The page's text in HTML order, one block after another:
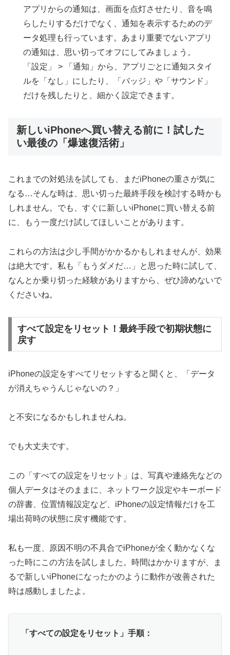
アプリからの通知は、画面を点灯させたり、音を鳴
らしたりするだけでなく、通知を表示するためのデ
ータ処理も行っています。あまり重要でないアプリ
の通知は、思い切ってオフにしてみましょう。
「設定」 > 「通知」から、アプリごとに通知スタイ
ルを「なし」にしたり、「バッジ」や「サウンド」
だけを残したりと、細かく設定できます。
新しいiPhoneへ買い替える前に！試した
い最後の「爆速復活術」
これまでの対処法を試しても、まだiPhoneの重さが気に
なる…そんな時は、思い切った最終手段を検討する時かも
しれません。でも、すぐに新しいiPhoneに買い替える前
に、もう一度だけ試してほしいことがあります。
これらの方法は少し手間がかかるかもしれませんが、効果
は絶大です。私も「もうダメだ…」と思った時に試して、
なんとか乗り切った経験がありますから、ぜひ諦めないで
くださいね。
すべて設定をリセット！最終手段で初期状態に
戻す
iPhoneの設定をすべてリセットすると聞くと、「データ
が消えちゃうんじゃないの？」
と不安になるかもしれませんね。
でも大丈夫です。
この「すべての設定をリセット」は、写真や連絡先などの
個人データはそのままに、ネットワーク設定やキーボード
の辞書、位置情報設定など、iPhoneの設定情報だけを工
場出荷時の状態に戻す機能です。
私も一度、原因不明の不具合でiPhoneが全く動かなくな
った時にこの方法を試しました。時間はかかりますが、ま
るで新しいiPhoneになったかのように動作が改善された
時は感動しましたよ。
「すべての設定をリセット」手順：